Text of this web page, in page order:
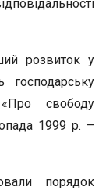
розвиток у
господарську
свободу
1999 р. –
порядок